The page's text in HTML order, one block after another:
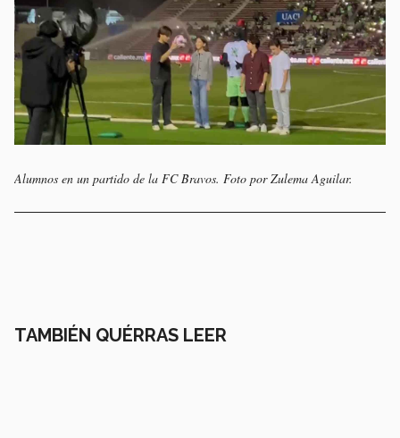
Alumnos en un partido de la FC Bravos. Foto por Zulema Aguilar.
TAMBIÉN QUÉRRAS LEER